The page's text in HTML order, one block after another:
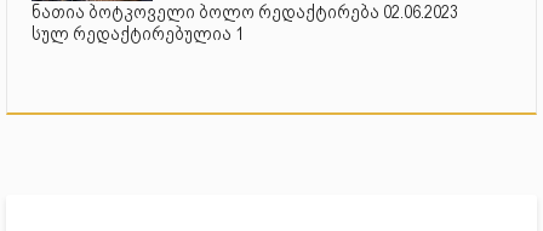
ნათია ბოტკოველი ბოლო რედაქტირება 02.06.2023
სულ რედაქტირებულია 1